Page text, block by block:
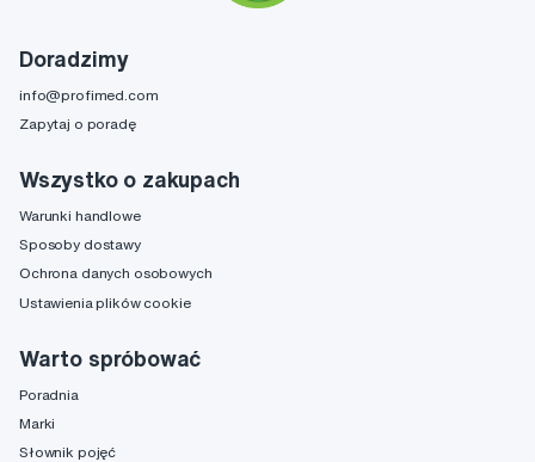
Doradzimy
info@profimed.com
Zapytaj o poradę
Wszystko o zakupach
Warunki handlowe
Sposoby dostawy
Ochrona danych osobowych
Ustawienia plików cookie
Warto spróbować
Poradnia
Marki
Słownik pojęć